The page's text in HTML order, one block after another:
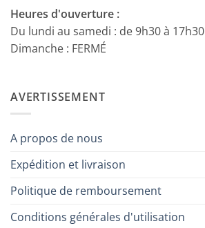
Heures d'ouverture :
Du lundi au samedi : de 9h30 à 17h30
Dimanche : FERMÉ
AVERTISSEMENT
A propos de nous
Expédition et livraison
Politique de remboursement
Conditions générales d'utilisation